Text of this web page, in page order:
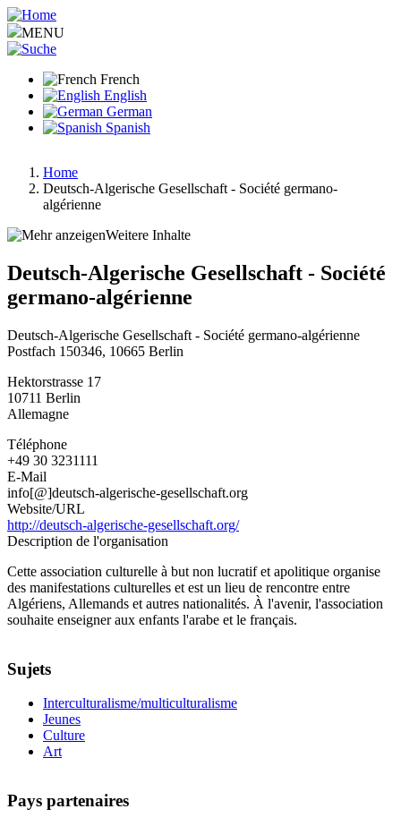
Aller
au
contenu
MENU
French
English
German
Spanish
Fil
d'Ariane
Home
Deutsch-Algerische Gesellschaft - Société germano-
algérienne
Weitere Inhalte
Deutsch-Algerische Gesellschaft - Société
germano-algérienne
Deutsch-Algerische Gesellschaft - Société germano-algérienne
Postfach 150346, 10665 Berlin
Hektorstrasse 17
10711 Berlin
Allemagne
Téléphone
+49 30 3231111
E-Mail
info[@]deutsch-algerische-gesellschaft.org
Website/URL
http://deutsch-algerische-gesellschaft.org/
Description de l'organisation
Cette association culturelle à but non lucratif et apolitique organise
des manifestations culturelles et est un lieu de rencontre entre
Algériens, Allemands et autres nationalités. À l'avenir, l'association
souhaite enseigner aux enfants l'arabe et le français.
Sujets
Interculturalisme/multiculturalisme
Jeunes
Culture
Art
Pays partenaires